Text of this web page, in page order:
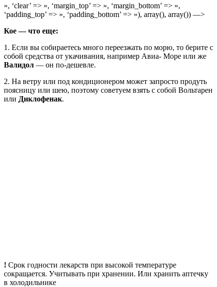
», ‘clear’ => », ‘margin_top’ => », ‘margin_bottom’ => »,
‘padding_top’ => », ‘padding_bottom’ => »), array(), array()) —>
Кое — что еще:
1. Если вы собираетесь много переезжать по морю, то берите с
собой средства от укачивания, например Авиа- Море или же
Валидол — он по-дешевле.
2. На ветру или под кондиционером может запросто продуть
поясницу или шею, поэтому советуем взять с собой Вольтарен
или Диклофенак.
! Срок годности лекарств при высокой температуре
сокращается. Учитывать при хранении. Или хранить аптечку
в холодильнике